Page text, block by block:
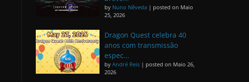
by Nuno Nêveda | posted on Maio
25, 2026
Dragon Quest celebra 40
anos com transmissão
espec...
by André Reis | posted on Maio 26,
2026